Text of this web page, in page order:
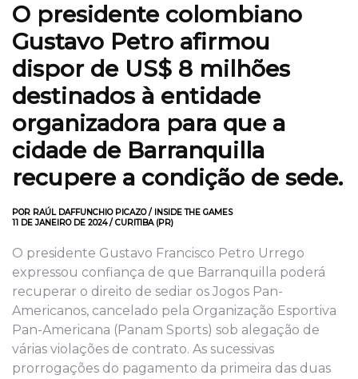
O presidente colombiano
Gustavo Petro afirmou
dispor de US$ 8 milhões
destinados à entidade
organizadora para que a
cidade de Barranquilla
recupere a condição de sede.
POR RAÚL DAFFUNCHIO PICAZO / INSIDE THE GAMES
11 DE JANEIRO DE 2024 / CURITIBA (PR)
O presidente Gustavo Francisco Petro Urrego
expressou confiança de que Barranquilla poderá
recuperar o direito de sediar os Jogos Pan-
Americanos, cancelado pela Organização Esportiva
Pan-Americana (Panam Sports) sob alegação de
várias violações de contrato. As sucessivas
prorrogações do pagamento da primeira das duas